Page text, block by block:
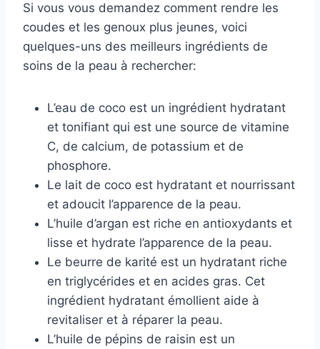
Si vous vous demandez comment rendre les
coudes et les genoux plus jeunes, voici
quelques-uns des meilleurs ingrédients de
soins de la peau à rechercher:
L’eau de coco est un ingrédient hydratant
et tonifiant qui est une source de vitamine
C, de calcium, de potassium et de
phosphore.
Le lait de coco est hydratant et nourrissant
et adoucit l’apparence de la peau.
L’huile d’argan est riche en antioxydants et
lisse et hydrate l’apparence de la peau.
Le beurre de karité est un hydratant riche
en triglycérides et en acides gras. Cet
ingrédient hydratant émollient aide à
revitaliser et à réparer la peau.
L’huile de pépins de raisin est un